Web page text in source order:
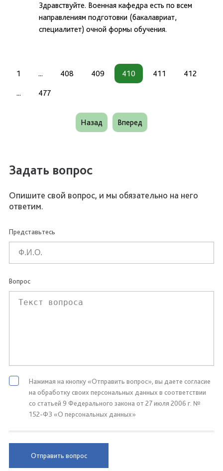
Здравствуйте. Военная кафедра есть по всем
направлениям подготовки (бакалавриат,
специалитет) очной формы обучения.
1 ... 408 409 410 411 412
... 477
Назад Вперед
Задать вопрос
Опишите свой вопрос, и мы обязательно на него
ответим.
Представьтесь
Вопрос
Нажимая на кнопку «Отправить вопрос», вы даете согласие
на обработку своих персональных данных в соответствии
со статьей 9 Федерального закона от 27 июля 2006 г. №
152-ФЗ «О персональных данных»
Отправить вопрос